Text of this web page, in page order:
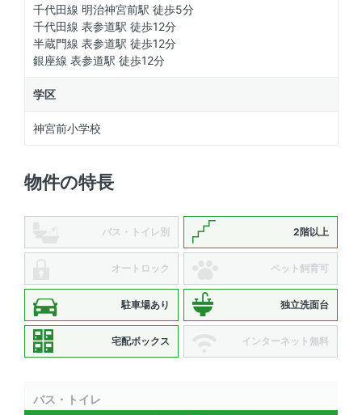
千代田線 明治神宮前駅 徒歩5分
千代田線 表参道駅 徒歩12分
半蔵門線 表参道駅 徒歩12分
銀座線 表参道駅 徒歩12分
学区
神宮前小学校
物件の特長
バス・トイレ別 2階以上
オートロック ペット飼育可
駐車場あり 独立洗面台
宅配ボックス インターネット無料
バス・トイレ